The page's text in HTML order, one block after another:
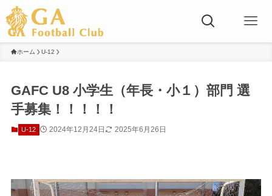
ホーム U-12
GAFC U8 小学生（年長・小１）部門 選
手募集！！！！！
U-12 2024年12月24日 2025年6月26日